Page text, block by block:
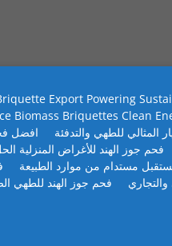
Export Powering
Biomass Briquettes Clean
افضل
المثالي للطهي والتدفئة
فحم جوز الهند للأغراض المنزلية
مستدام من موارد الطبيعة
فحم جوز الهند للطهي